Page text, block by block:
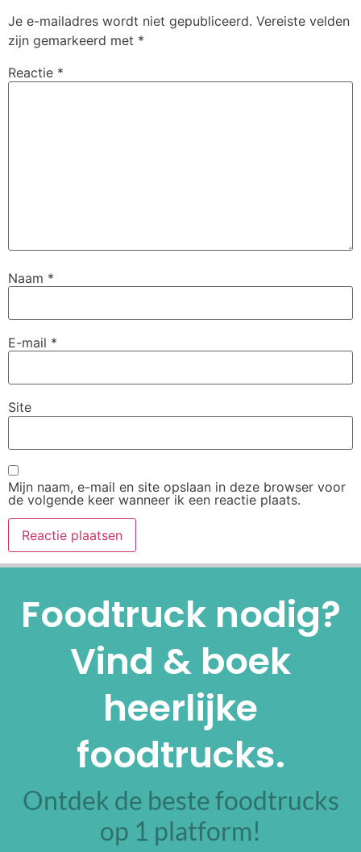
Je e-mailadres wordt niet gepubliceerd. Vereiste velden
zijn gemarkeerd met *
Reactie *
Naam *
E-mail *
Site
Mijn naam, e-mail en site opslaan in deze browser voor
de volgende keer wanneer ik een reactie plaats.
Foodtruck nodig?
Vind & boek
heerlijke
foodtrucks.
Ontdek de beste foodtrucks
op 1 platform!